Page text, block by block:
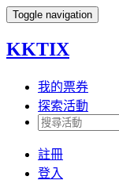
Toggle navigation
KKTIX
我的票券
探索活動
註冊
登入